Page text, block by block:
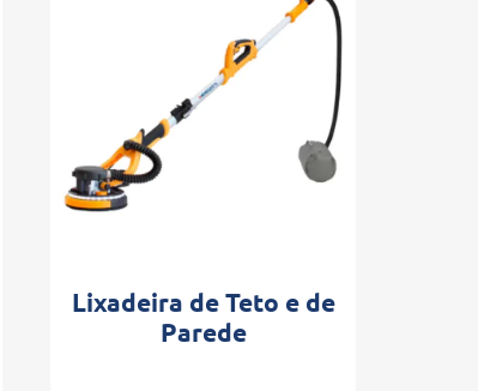
Lixadeira de Teto e de
Parede